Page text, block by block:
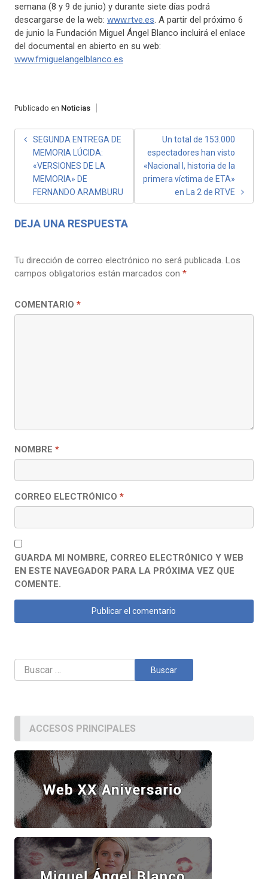
semana (8 y 9 de junio) y durante siete días podrá
descargarse de la web: www.rtve.es. A partir del próximo 6
de junio la Fundación Miguel Ángel Blanco incluirá el enlace
del documental en abierto en su web:
www.fmiguelangelblanco.es
Publicado en Noticias
NAVEGACIÓN
ENTRADAS
SEGUNDA ENTREGA DE
MEMORIA LÚCIDA:
«VERSIONES DE LA
MEMORIA» DE
FERNANDO ARAMBURU
Un total de 153.000
espectadores han visto
«Nacional I, historia de la
primera víctima de ETA»
en La 2 de RTVE
DEJA UNA RESPUESTA
Tu dirección de correo electrónico no será publicada. Los
campos obligatorios están marcados con *
COMENTARIO *
NOMBRE *
CORREO ELECTRÓNICO *
GUARDA MI NOMBRE, CORREO ELECTRÓNICO Y WEB
EN ESTE NAVEGADOR PARA LA PRÓXIMA VEZ QUE
COMENTE.
Buscar:
ACCESOS PRINCIPALES